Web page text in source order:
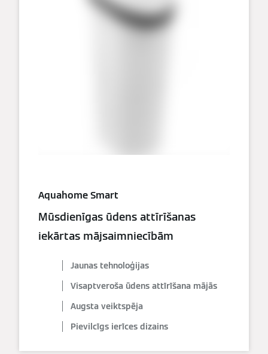
Aquahome Smart
Mūsdienīgas ūdens attīrīšanas
iekārtas mājsaimniecībām
Jaunas tehnoloģijas
Visaptveroša ūdens attīrīšana mājās
Augsta veiktspēja
Pievilcīgs ierīces dizains